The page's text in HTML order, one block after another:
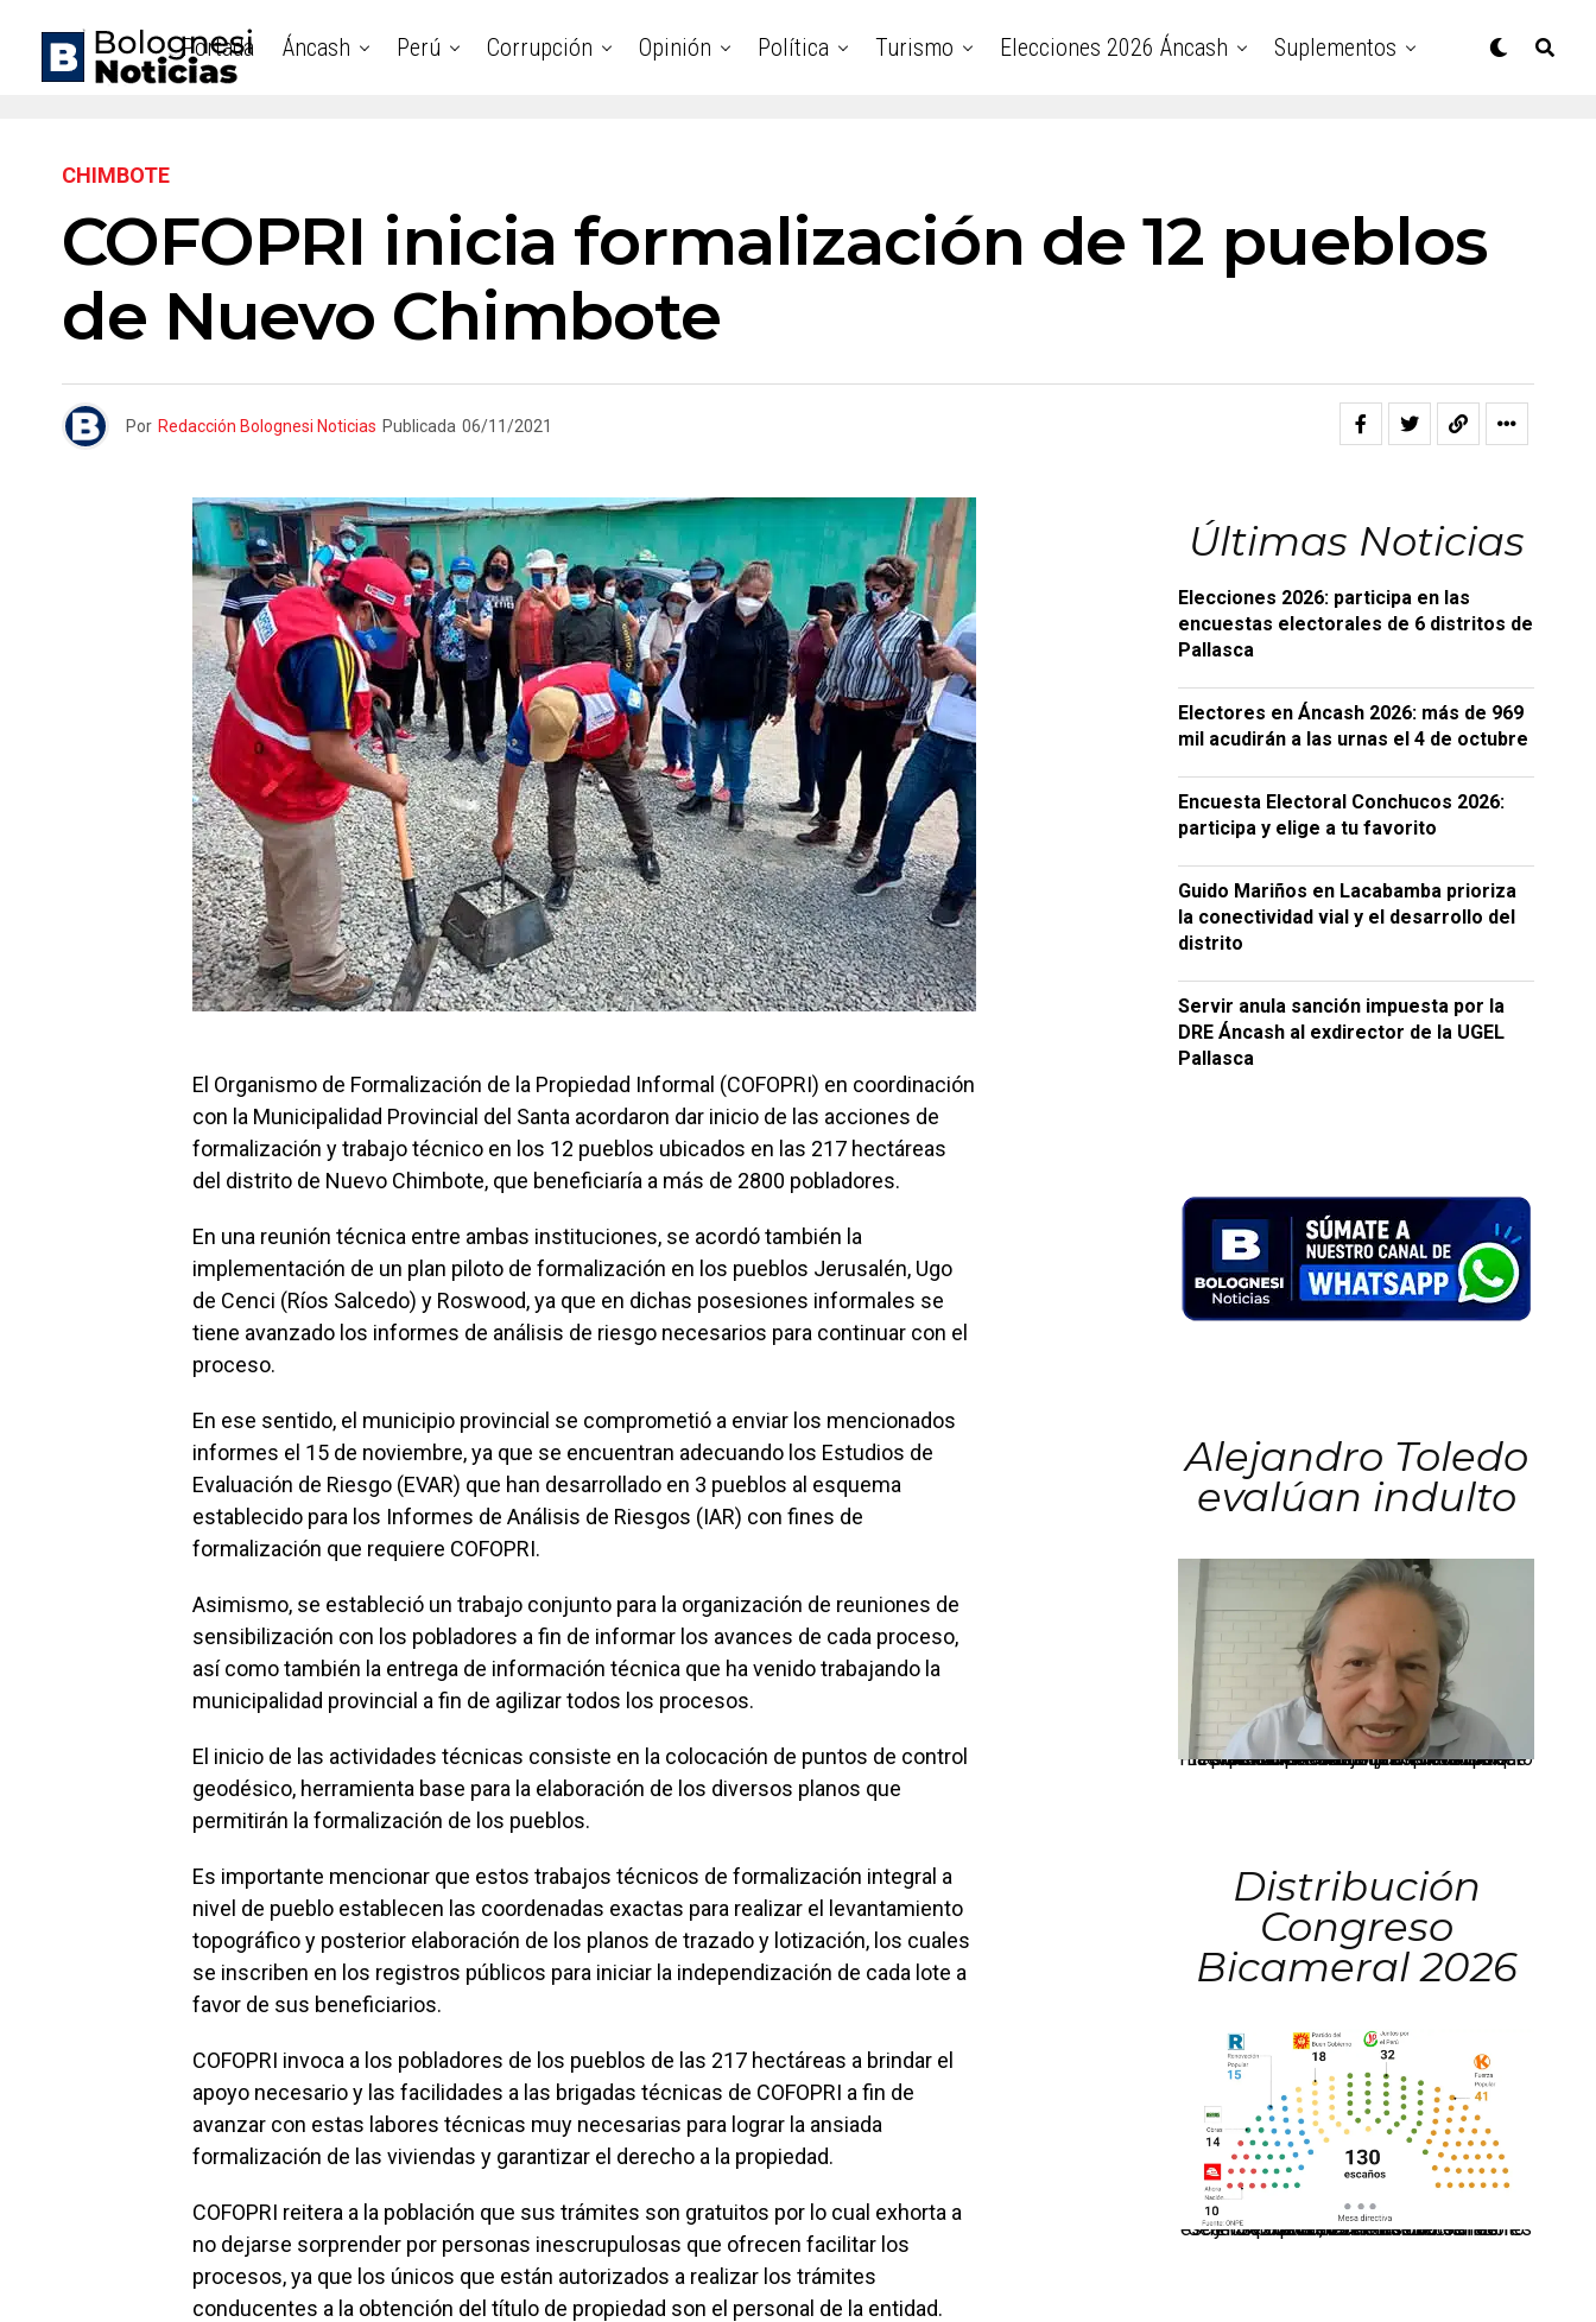
Portada Áncash Perú Corrupción Opinión Política Turismo Elecciones 2026 Áncash Suplementos
CHIMBOTE
COFOPRI inicia formalización de 12 pueblos
de Nuevo Chimbote
Por Redacción Bolognesi Noticias Publicada 06/11/2021
El Organismo de Formalización de la Propiedad Informal (COFOPRI) en coordinación
con la Municipalidad Provincial del Santa acordaron dar inicio de las acciones de
formalización y trabajo técnico en los 12 pueblos ubicados en las 217 hectáreas
del distrito de Nuevo Chimbote, que beneficiaría a más de 2800 pobladores.
En una reunión técnica entre ambas instituciones, se acordó también la
implementación de un plan piloto de formalización en los pueblos Jerusalén, Ugo
de Cenci (Ríos Salcedo) y Roswood, ya que en dichas posesiones informales se
tiene avanzado los informes de análisis de riesgo necesarios para continuar con el
proceso.
En ese sentido, el municipio provincial se comprometió a enviar los mencionados
informes el 15 de noviembre, ya que se encuentran adecuando los Estudios de
Evaluación de Riesgo (EVAR) que han desarrollado en 3 pueblos al esquema
establecido para los Informes de Análisis de Riesgos (IAR) con fines de
formalización que requiere COFOPRI.
Asimismo, se estableció un trabajo conjunto para la organización de reuniones de
sensibilización con los pobladores a fin de informar los avances de cada proceso,
así como también la entrega de información técnica que ha venido trabajando la
municipalidad provincial a fin de agilizar todos los procesos.
El inicio de las actividades técnicas consiste en la colocación de puntos de control
geodésico, herramienta base para la elaboración de los diversos planos que
permitirán la formalización de los pueblos.
Es importante mencionar que estos trabajos técnicos de formalización integral a
nivel de pueblo establecen las coordenadas exactas para realizar el levantamiento
topográfico y posterior elaboración de los planos de trazado y lotización, los cuales
se inscriben en los registros públicos para iniciar la independización de cada lote a
favor de sus beneficiarios.
COFOPRI invoca a los pobladores de los pueblos de las 217 hectáreas a brindar el
apoyo necesario y las facilidades a las brigadas técnicas de COFOPRI a fin de
avanzar con estas labores técnicas muy necesarias para lograr la ansiada
formalización de las viviendas y garantizar el derecho a la propiedad.
COFOPRI reitera a la población que sus trámites son gratuitos por lo cual exhorta a
no dejarse sorprender por personas inescrupulosas que ofrecen facilitar los
procesos, ya que los únicos que están autorizados a realizar los trámites
conducentes a la obtención del título de propiedad son el personal de la entidad.
Últimas Noticias
Elecciones 2026: participa en las
encuestas electorales de 6 distritos de
Pallasca
Electores en Áncash 2026: más de 969
mil acudirán a las urnas el 4 de octubre
Encuesta Electoral Conchucos 2026:
participa y elige a tu favorito
Guido Mariños en Lacabamba prioriza
la conectividad vial y el desarrollo del
distrito
Servir anula sanción impuesta por la
DRE Áncash al exdirector de la UGEL
Pallasca
Alejandro Toledo
evalúan indulto
La presidenta Keiko Fujimori informó que la solicitud de indulto presentada por el expresidente Alejandro Toledo será evaluada por la Comisión de Gracias Presidenciales conforme al procedimiento establecido.
Distribución
Congreso
Bicameral 2026
El JNE oficializó la distribución de escaños para la elección de 60 senadores y 130 diputados en las Elecciones Generales 2026, tras el restablecimiento de la Bicameralidad.